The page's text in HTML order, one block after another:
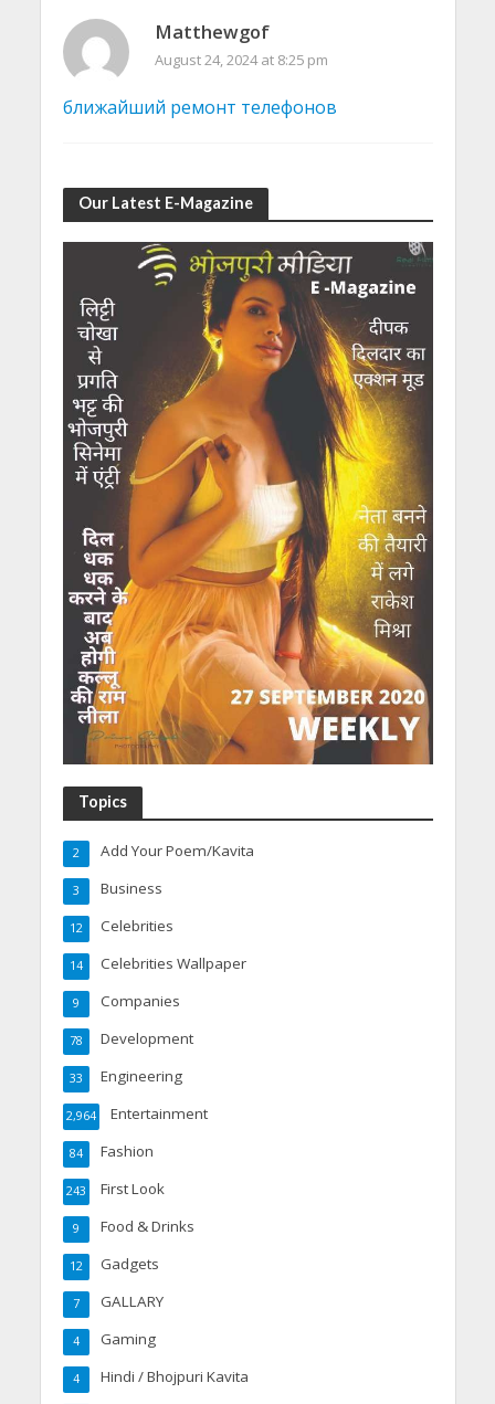
Matthewgof
August 24, 2024 at 8:25 pm
ближайший ремонт телефонов
Our Latest E-Magazine
Topics
Add Your Poem/Kavita
2
Business
3
Celebrities
12
Celebrities Wallpaper
14
Companies
9
Development
78
Engineering
33
Entertainment
2,964
Fashion
84
First Look
243
Food & Drinks
9
Gadgets
12
GALLARY
7
Gaming
4
Hindi / Bhojpuri Kavita
4